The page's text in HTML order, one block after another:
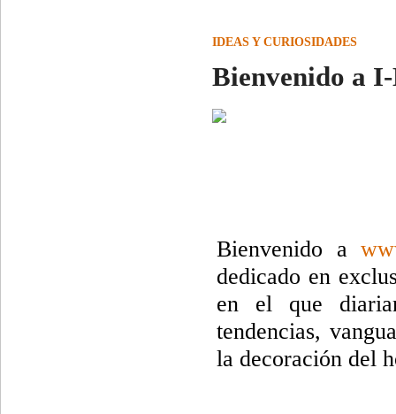
IDEAS Y CURIOSIDADES
Bienvenido a
Bienvenido a
dedicado en
en el que
tendencias,
la decoración del